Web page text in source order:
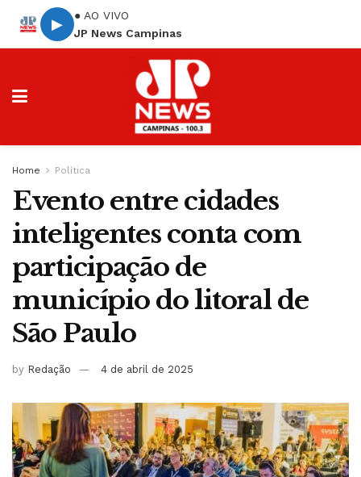
▶
● AO VIVO
JP News Campinas
Home Política
Evento entre cidades
inteligentes conta com
participação de
município do litoral de
São Paulo
by Redação 4 de abril de 2025